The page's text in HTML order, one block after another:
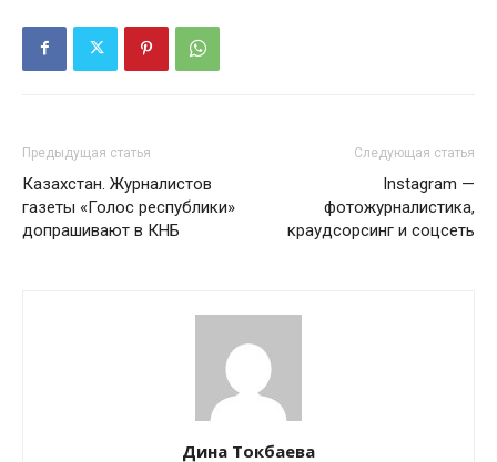
Предыдущая статья
Казахстан. Журналистов
газеты «Голос республики»
допрашивают в КНБ
Следующая статья
Instagram —
фотожурналистика,
краудсорсинг и соцсеть
Дина Токбаева